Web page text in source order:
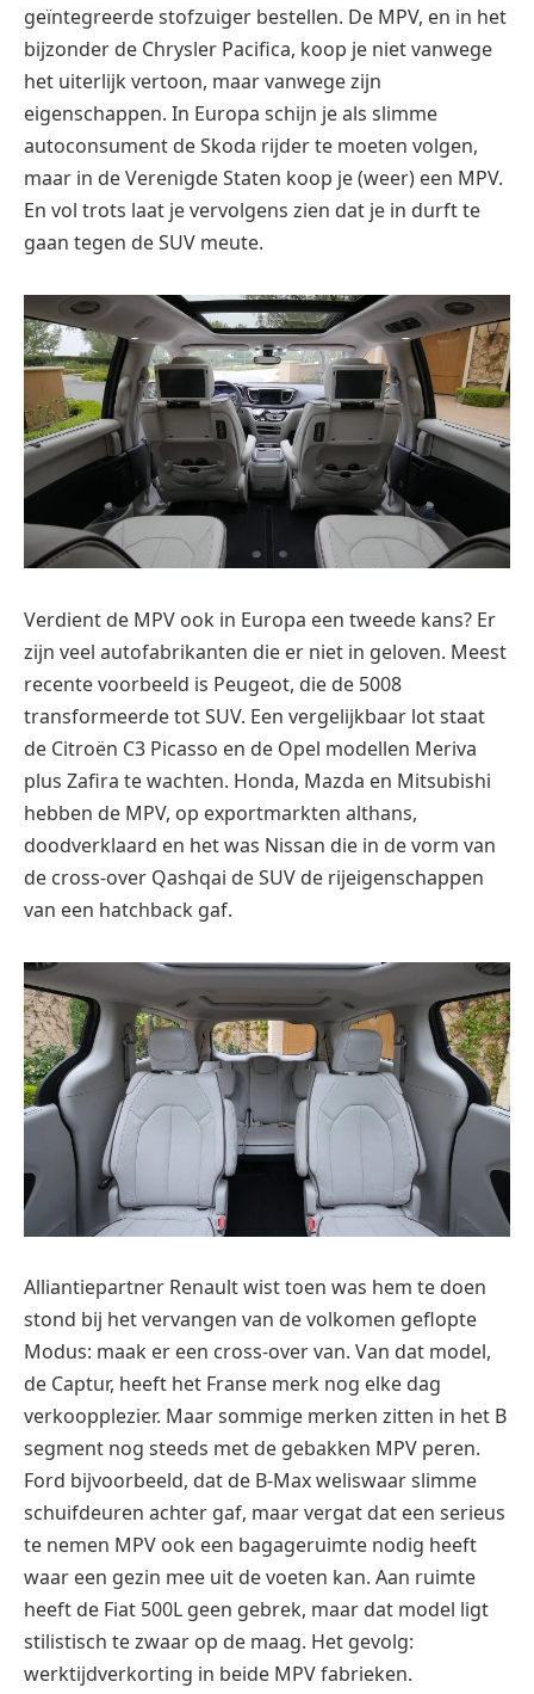
geïntegreerde stofzuiger bestellen. De MPV, en in het
bijzonder de Chrysler Pacifica, koop je niet vanwege
het uiterlijk vertoon, maar vanwege zijn
eigenschappen. In Europa schijn je als slimme
autoconsument de Skoda rijder te moeten volgen,
maar in de Verenigde Staten koop je (weer) een MPV.
En vol trots laat je vervolgens zien dat je in durft te
gaan tegen de SUV meute.
Verdient de MPV ook in Europa een tweede kans? Er
zijn veel autofabrikanten die er niet in geloven. Meest
recente voorbeeld is Peugeot, die de 5008
transformeerde tot SUV. Een vergelijkbaar lot staat
de Citroën C3 Picasso en de Opel modellen Meriva
plus Zafira te wachten. Honda, Mazda en Mitsubishi
hebben de MPV, op exportmarkten althans,
doodverklaard en het was Nissan die in de vorm van
de cross-over Qashqai de SUV de rijeigenschappen
van een hatchback gaf.
Alliantiepartner Renault wist toen was hem te doen
stond bij het vervangen van de volkomen geflopte
Modus: maak er een cross-over van. Van dat model,
de Captur, heeft het Franse merk nog elke dag
verkoopplezier. Maar sommige merken zitten in het B
segment nog steeds met de gebakken MPV peren.
Ford bijvoorbeeld, dat de B-Max weliswaar slimme
schuifdeuren achter gaf, maar vergat dat een serieus
te nemen MPV ook een bagageruimte nodig heeft
waar een gezin mee uit de voeten kan. Aan ruimte
heeft de Fiat 500L geen gebrek, maar dat model ligt
stilistisch te zwaar op de maag. Het gevolg:
werktijdverkorting in beide MPV fabrieken.